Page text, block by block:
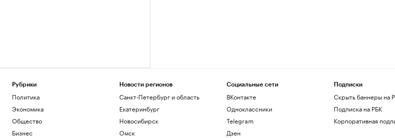
Рубрики
Политика
Экономика
Общество
Бизнес
Новости регионов
Санкт-Петербург и область
Екатеринбург
Новосибирск
Омск
Социальные сети
ВКонтакте
Одноклассники
Telegram
Дзен
Подписки
Скрыть баннеры на
Подписка на РБК
Корпоративная